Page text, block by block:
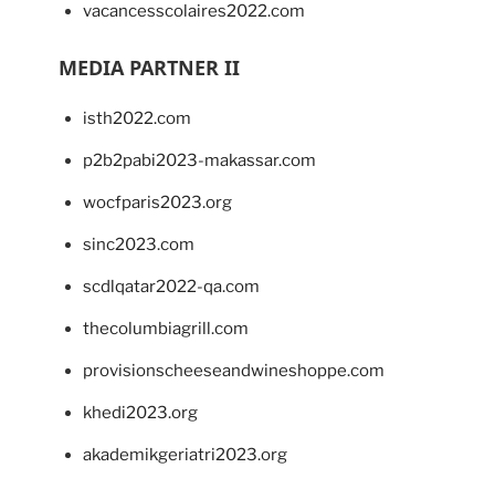
vacancesscolaires2022.com
MEDIA PARTNER II
isth2022.com
p2b2pabi2023-makassar.com
wocfparis2023.org
sinc2023.com
scdlqatar2022-qa.com
thecolumbiagrill.com
provisionscheeseandwineshoppe.com
khedi2023.org
akademikgeriatri2023.org